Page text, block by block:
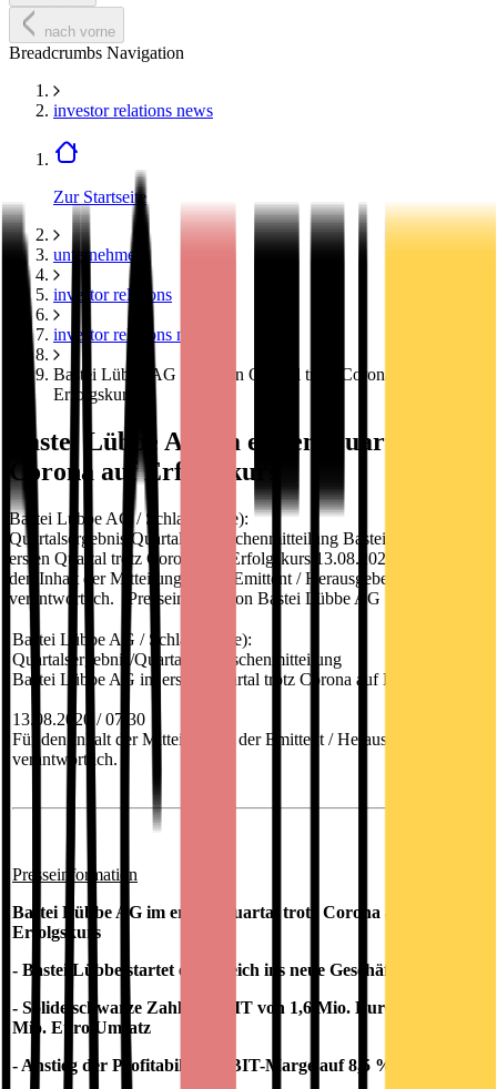
nach vorne
Breadcrumbs Navigation
investor relations news
Zur Startseite
unternehmen
investor relations
investor relations news
Bastei Lübbe AG im ersten Quartal trotz Corona auf
Erfolgskurs
Bastei Lübbe AG im ersten Quartal trotz
Corona auf Erfolgskurs
Bastei Lübbe AG / Schlagwort(e):
Quartalsergebnis/Quartals-/Zwischenmitteilung Bastei Lübbe AG im
ersten Quartal trotz Corona auf Erfolgskurs 13.08.2020 / 07:30 Für
den Inhalt der Mitteilung ist der Emittent / Herausgeber
verantwortlich. Presseinformation Bastei Lübbe AG
Bastei Lübbe AG / Schlagwort(e):
Quartalsergebnis/Quartals-/Zwischenmitteilung
Bastei Lübbe AG im ersten Quartal trotz Corona auf Erfolgskurs
13.08.2020 / 07:30
Für den Inhalt der Mitteilung ist der Emittent / Herausgeber
verantwortlich.
Presseinformation
Bastei Lübbe AG im ersten Quartal trotz Corona auf
Erfolgskurs
- Bastei Lübbe startet erfolgreich ins neue Geschäftsjahr
- Solide schwarze Zahlen: EBIT von 1,6 Mio. Euro bei 18,5
Mio. Euro Umsatz
- Anstieg der Profitabilität: EBIT-Marge auf 8,5 % verbessert